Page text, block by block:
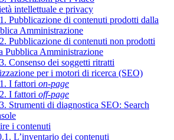
intellettuale e privacy
Pubblicazione di contenuti prodotti dalla
Amministrazione
Pubblicazione di contenuti non prodotti
Pubblica Amministrazione
Consenso dei soggetti ritratti
per i motori di ricerca (SEO)
I fattori on-page
I fattori off-page
Strumenti di diagnostica SEO: Search
i contenuti
L’inventario dei contenuti